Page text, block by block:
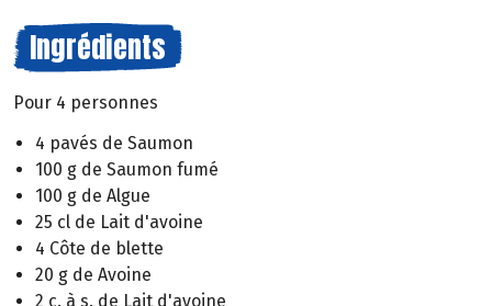
Ingrédients
Pour 4 personnes
4 pavés de Saumon
100 g de Saumon fumé
100 g de Algue
25 cl de Lait d'avoine
4 Côte de blette
20 g de Avoine
2 c. à s. de Lait d'avoine